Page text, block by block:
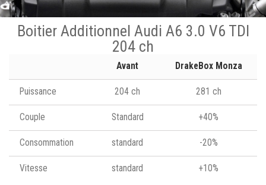
Boitier Additionnel Audi A6 3.0 V6 TDI
204 ch
Avant DrakeBox Monza
Puissance 204 ch 281 ch
Couple Standard +40%
Consommation standard -20%
Vitesse standard +10%